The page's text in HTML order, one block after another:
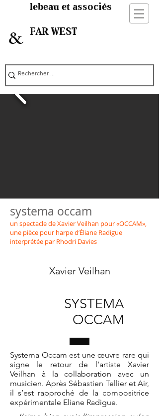
&
lebeau et associés
FAR WEST
systema occam
un spectacle deXavier Veilhan pour «OCCAM»,
une pièce pour harpe d’Éliane Radigue
interprétée par Rhodri Davies
Xavier Veilhan
SYSTEMA
OCCAM
Systema Occam est une œuvre rare qui
signe le retour de l’artiste Xavier
Veilhan à la collaboration avec un
musicien. Après Sébastien Tellier et Air,
il s’est rapproché de la compositrice
expérimentale Eliane Radigue.